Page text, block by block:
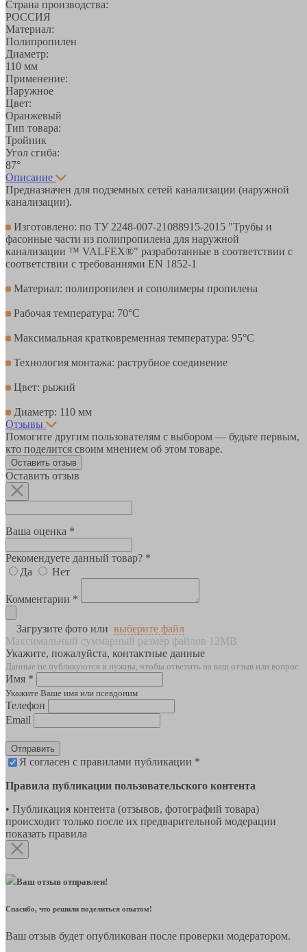
Страна производства:
РОССИЯ
Материал:
Полипропилен
Диаметр:
110 мм
Применение:
Наружное
Цвет:
Оранжевый
Тип товара:
Тройник
Угол сгиба:
87°
Описание
Предназначен для подземных сетей канализации (наружной
канализации).
Изготовлено: по ТУ 2248-007-21088915-2015 "Трубы и
фасонные части из полипропилена для наружной
канализации ™ VALFEX®" разработанные в соответствии с
соответствии с требованиями EN 1852-1
Материал: полипропилен и сополимеры пропилена
Рабочая температура: 70°С
Максимальная кратковременная температура: 95°С
Технология монтажа: раструбное соединение
Цвет: рыжий
Диаметр: 110 мм
Отзывы
Помогите другим пользователям с выбором — будьте первым,
кто поделится своим мнением об этом товаре.
Оставить отзыв
Оставить отзыв
Ваша оценка *
Рекомендуете данный товар? *
Да
Нет
Комментарии *
Загрузите фото или выберите файл
Максимальный суммарный размер файлов 12MB
Укажите, пожалуйста, контактные данные
Данные не публикуются и нужны, чтобы ответить на ваш отзыв или вопрос
Имя *
Укажите Ваше имя или псевдоним
Телефон
Email
Отправить
Я согласен с правилами публикации *
Правила публикации пользовательского контента
• Публикация контента (отзывов, фотографий товара)
происходит только после их предварительной модерации
показать правила
Ваш отзыв отправлен!
Спасибо, что решили поделиться опытом!
Ваш отзыв будет опубликован после проверки модератором.